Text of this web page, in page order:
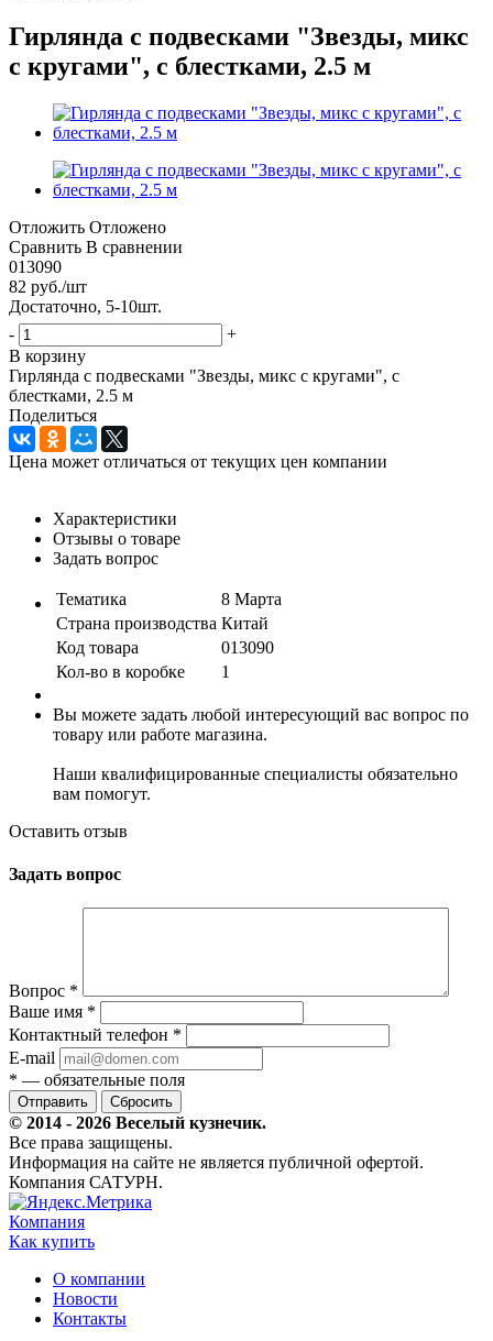
Гирлянда с подвесками "Звезды, микс
с кругами", с блестками, 2.5 м
Отложить Отложено
Сравнить В сравнении
013090
82 руб./шт
Достаточно, 5-10шт.
-
+
В корзину
Гирлянда с подвесками "Звезды, микс с кругами", с
блестками, 2.5 м
Поделиться
Цена может отличаться от текущих цен компании
Характеристики
Отзывы о товаре
Задать вопрос
Тематика
8 Марта
Страна производства Китай
Код товара
013090
Кол-во в коробке
1
Вы можете задать любой интересующий вас вопрос по
товару или работе магазина.
Наши квалифицированные специалисты обязательно
вам помогут.
Оставить отзыв
Задать вопрос
Вопрос *
Ваше имя *
Контактный телефон *
E-mail
* — обязательные поля
Сбросить
© 2014 - 2026 Веселый кузнечик.
Все права защищены.
Информация на сайте не является публичной офертой.
Компания САТУРН.
Компания
Как купить
О компании
Новости
Контакты